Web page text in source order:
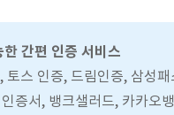
한 간편 인증 서비스
토스 인증, 드림인증, 삼성
증서, 뱅크샐러드, 카카오